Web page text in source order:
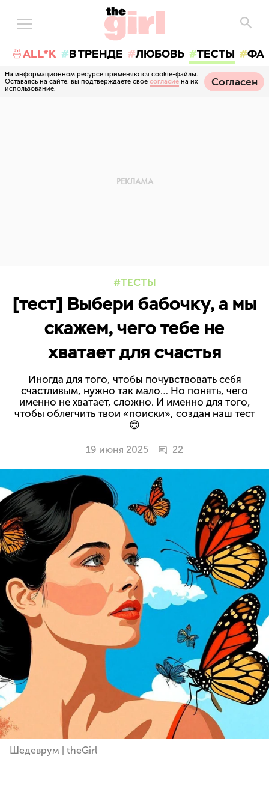
🍜ALL*K В ТРЕНДЕ ЛЮБОВЬ ТЕСТЫ
На информационном ресурсе применяются cookie-файлы.
Оставаясь на сайте, вы подтверждаете свое согласие на их
использование.
Согласен
ТЕСТЫ
[тест] Выбери бабочку, а мы
скажем, чего тебе не
хватает для счастья
Иногда для того, чтобы почувствовать себя
счастливым, нужно так мало… Но понять, чего
именно не хватает, сложно. И именно для того,
чтобы облегчить твои «поиски», создан наш тест
😌
19 июня 2025 22
Шедеврум | theGirl